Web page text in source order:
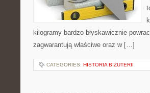
kilogramy bardzo błyskawicznie
zagwarantują właściwe oraz w […]
CATEGORIES: HISTORIA BIŻUTERII